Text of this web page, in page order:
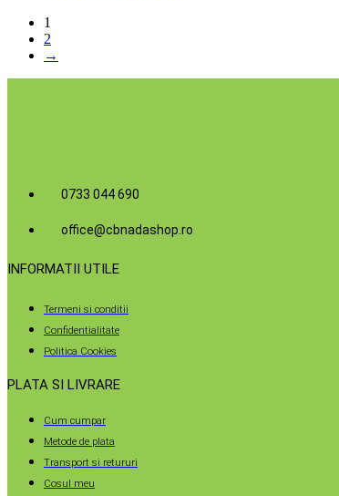
1
2
→
0733 044 690
office@cbnadashop.ro
INFORMATII UTILE
Termeni si conditii
Confidentialitate
Politica Cookies
PLATA SI LIVRARE
Cum cumpar
Metode de plata
Transport si retururi
Cosul meu